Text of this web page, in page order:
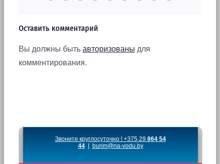
Оставить комментарий
Вы должны быть авторизованы для
комментирования.